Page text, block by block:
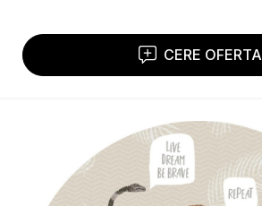
CERE OFERTA